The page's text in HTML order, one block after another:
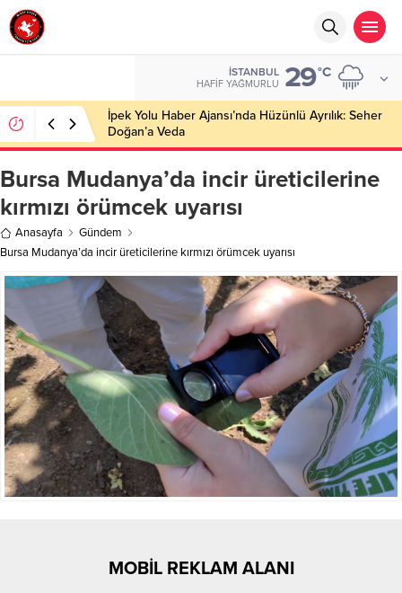
İSTANBUL
HAFIF YAĞMURLU 29°C
İpek Yolu Haber Ajansı’nda Hüzünlü Ayrılık: Seher
Doğan’a Veda
Bursa Mudanya’da incir üreticilerine
kırmızı örümcek uyarısı
Anasayfa
Gündem
Bursa Mudanya’da incir üreticilerine kırmızı örümcek uyarısı
MOBİL REKLAM ALANI